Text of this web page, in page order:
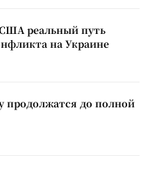
США реальный путь
на Украине
продолжатся до полной